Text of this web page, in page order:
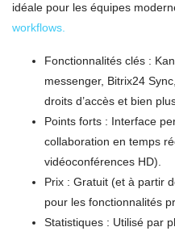
idéale pour les équipes
workflows.
Fonctionnalités clés :
messenger, Bitrix24
droits d’accès et bien
Points forts : Interface
collaboration en temps
vidéoconférences HD).
Prix : Gratuit (et à partir
pour les fonctionnalités
Statistiques : Utilisé par